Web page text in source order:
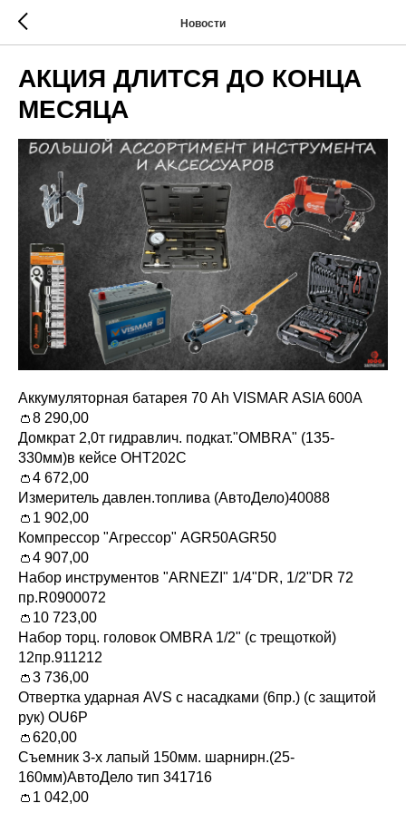
Новости
АКЦИЯ ДЛИТСЯ ДО КОНЦА
МЕСЯЦА
Аккумуляторная батарея 70 Ah VISMAR ASIA 600А
👛8 290,00
Домкрат 2,0т гидравлич. подкат."OMBRA" (135-
330мм)в кейсе OHT202C
👛4 672,00
Измеритель давлен.топлива (АвтоДело)40088
👛1 902,00
Компрессор "Агрессор" AGR50AGR50
👛4 907,00
Набор инструментов "ARNEZI" 1/4"DR, 1/2"DR 72
пр.R0900072
👛10 723,00
Набор торц. головок OMBRA 1/2" (с трещоткой)
12пр.911212
👛3 736,00
Отвертка ударная AVS с насадками (6пр.) (с защитой
рук) OU6P
👛620,00
Съемник 3-х лапый 150мм. шарнирн.(25-
160мм)АвтоДело тип 341716
👛1 042,00